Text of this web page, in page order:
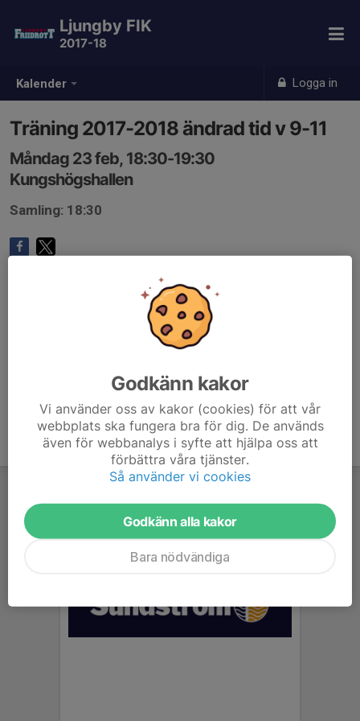
Kalender Logga in
Ljungby FIK
2017-18
Träning 2017-2018 ändrad tid v 9-11
Måndag 23 feb, 18:30-19:30
Kungshögshallen
Samling: 18:30
Godkänn kakor
Vi använder oss av kakor (cookies) för att vår
webbplats ska fungera bra för dig. De används
även för webbanalys i syfte att hjälpa oss att
förbättra våra tjänster.
Så använder vi cookies
Godkänn alla kakor
Bara nödvändiga